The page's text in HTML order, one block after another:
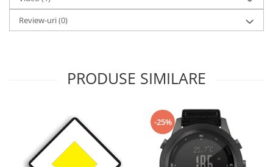
Review-uri(0)
PRODUSE SIMILARE
-25%